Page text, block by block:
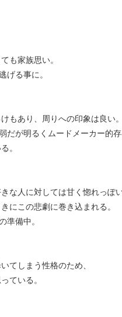
も家族思い。
げる事に。
もあり、周りへの印象は良い
だが明るくムードメーカー的
。
な人に対しては甘く惚れっぽ
にこの悲劇に巻き込まれる。
準備中。
てしまう性格のため、
ている。